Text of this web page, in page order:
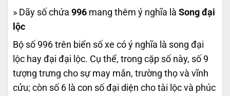
» Dãy số chứa 996 mang thêm ý nghĩa là Song đại
lộc
Bộ số 996 trên biển số xe có ý nghĩa là song đại
lộc hay đại đại lộc. Cụ thể, trong cặp số này, số 9
tượng trưng cho sự may mắn, trường thọ và vĩnh
cửu; còn số 6 là con số đại diện cho tài lộc và phúc